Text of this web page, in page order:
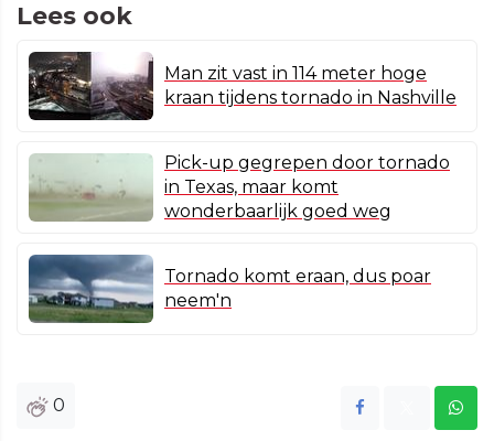
Lees ook
Man zit vast in 114 meter hoge
kraan tijdens tornado in Nashville
Pick-up gegrepen door tornado
in Texas, maar komt
wonderbaarlijk goed weg
Tornado komt eraan, dus poar
neem'n
0